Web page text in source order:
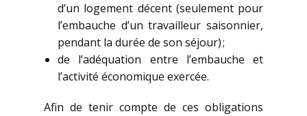
d’un logement décent (seulement pour
l’embauche d’un travailleur saisonnier,
pendant la durée de son séjour) ;
de l’adéquation entre l’embauche et
l’activité économique exercée.
Afin de tenir compte de ces obligations